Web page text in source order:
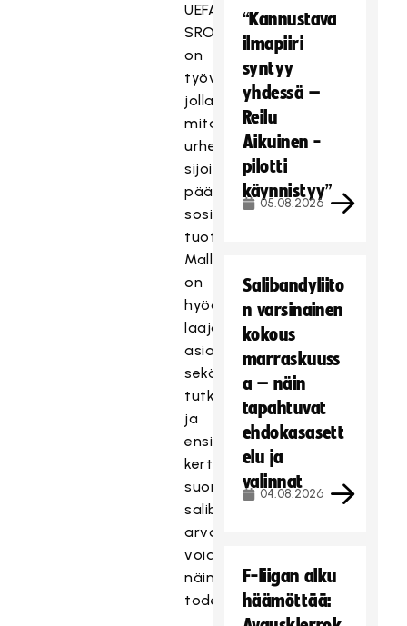
UEFA
SROI
on
työväline,
jolla
mitataan
urheiluseuran
sijoitetun
pääoman
sosiaalista
tuottoa.
Mallinnuksessa
on
hyödynnetty
laajasti
asiantuntijoita
sekä
tutkimustietoa,
ja
ensi
kertaa
suomalaisen
salibandyseuran
arvo
voidaan
näin
todentaa.
“Kannustava
ilmapiiri
syntyy
yhdessä –
Reilu
Aikuinen -
pilotti
käynnistyy”
05.08.2026
Salibandyliito
n varsinainen
kokous
marraskuuss
a – näin
tapahtuvat
ehdokasasett
elu ja
valinnat
04.08.2026
F-liigan alku
häämöttää: